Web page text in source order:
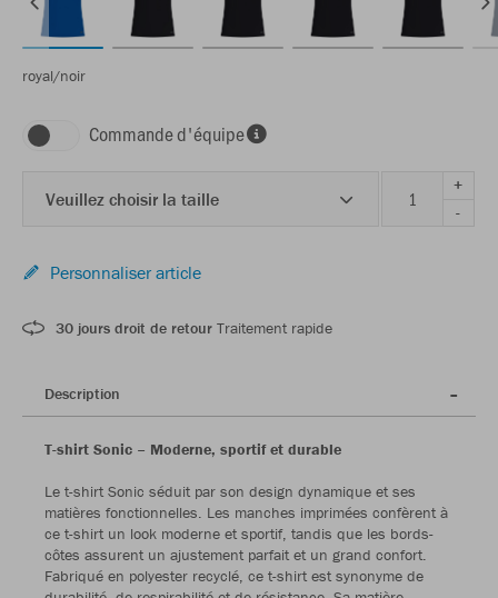
royal/noir
Commande d'équipe
Veuillez choisir la taille
+
-
Personnaliser article
30 jours droit de retour Traitement rapide
Description
T-shirt Sonic – Moderne, sportif et durable
Le t-shirt Sonic séduit par son design dynamique et ses
matières fonctionnelles. Les manches imprimées confèrent à
ce t-shirt un look moderne et sportif, tandis que les bords-
côtes assurent un ajustement parfait et un grand confort.
Fabriqué en polyester recyclé, ce t-shirt est synonyme de